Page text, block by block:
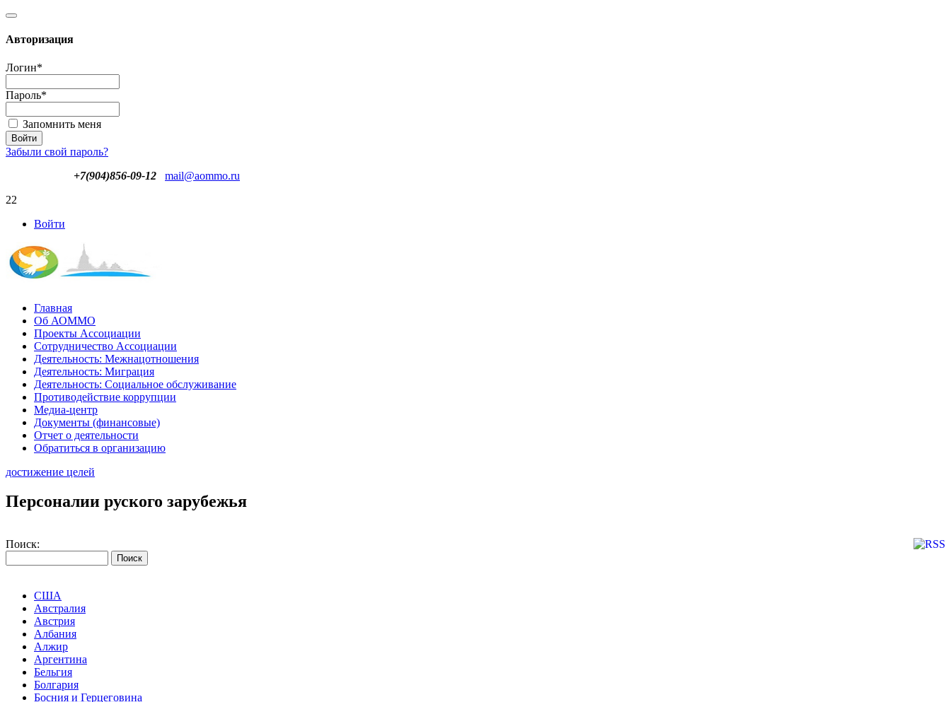
Авторизация
Логин*
Пароль*
Запомнить меня
Забыли свой пароль?
+7(904)856-09-12
mail@aommo.ru
22
Войти
Главная
Об АОММО
Проекты Ассоциации
Сотрудничество Ассоциации
Деятельность: Межнацотношения
Деятельность: Миграция
Деятельность: Социальное обслуживание
Противодействие коррупции
Медиа-центр
Документы (финансовые)
Отчет о деятельности
Обратиться в организацию
достижение целей
Персоналии руского зарубежья
Поиск:
США
Австралия
Австрия
Албания
Алжир
Аргентина
Бельгия
Болгария
Босния и Герцеговина